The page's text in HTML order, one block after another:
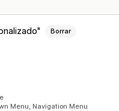
Borrar
Menu, Navigation Menu